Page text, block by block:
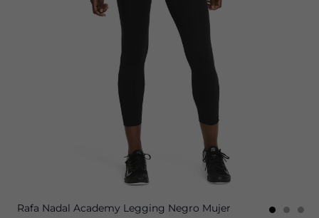
Rafa Nadal Academy Legging Negro Mujer